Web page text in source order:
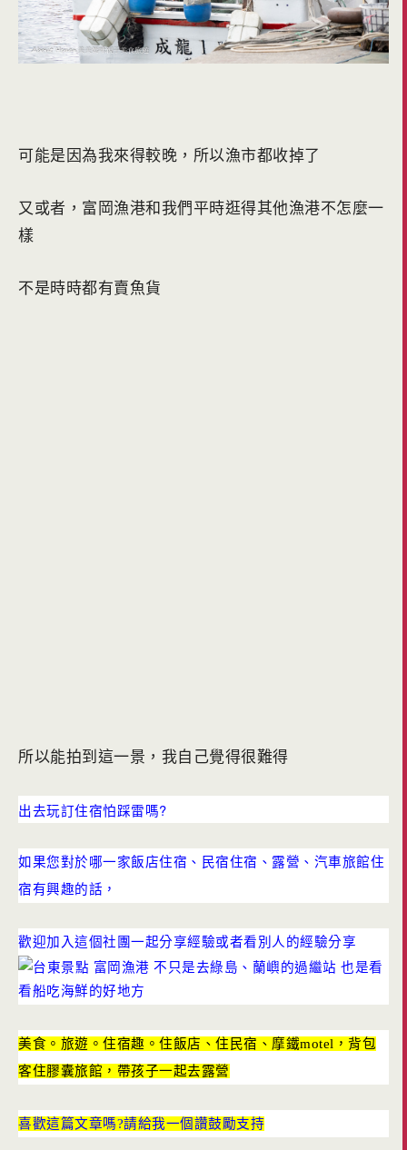
可能是因為我來得較晚，所以漁市都收掉了
又或者，富岡漁港和我們平時逛得其他漁港不怎麼一
樣
不是時時都有賣魚貨
所以能拍到這一景，我自己覺得很難得
出去玩訂住宿怕踩雷嗎?
如果您對於哪一家飯店住宿、民宿住宿、露營、汽車旅館住
宿有興趣的話，
歡迎加入這個社團一起分享經驗或者看別人的經驗分享
美食。旅遊。住宿趣。住飯店、住民宿、摩鐵motel，背包
客住膠囊旅館，帶孩子一起去露營
喜歡這篇文章嗎?請給我一個讚鼓勵支持